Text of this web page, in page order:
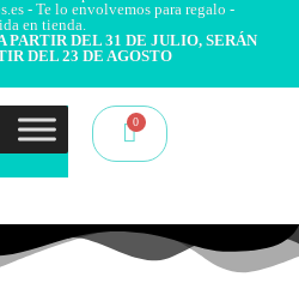
- Te lo envolvemos para regalo -
en tienda.
PARTIR DEL 31 DE JULIO, SERÁN
DEL 23 DE AGOSTO